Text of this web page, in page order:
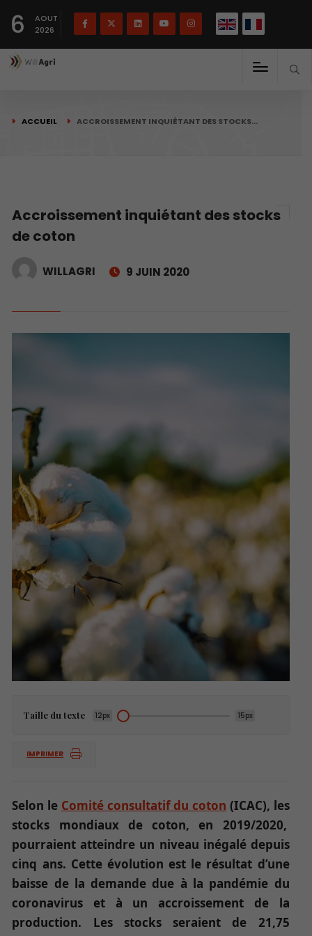
6
AOUT
2026
ACCUEIL ACCROISSEMENT INQUIÉTANT DES STOCKS…
Accroissement inquiétant des stocks
de coton
WILLAGRI 9 JUIN 2020
Taille du texte 12px 15px
IMPRIMER
Selon le Comité consultatif du coton (ICAC), les
stocks mondiaux de coton, en 2019/2020,
pourraient atteindre un niveau inégalé depuis
cinq ans. Cette évolution est le résultat d’une
baisse de la demande due à la pandémie du
coronavirus et à un accroissement de la
production. Les stocks seraient de 21,75
Français English(English)